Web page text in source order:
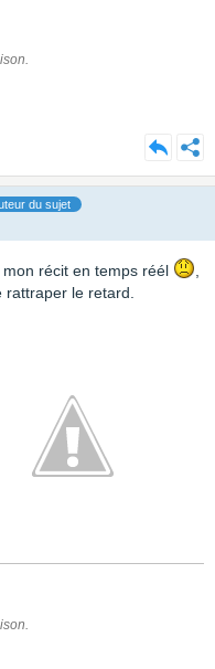
du sujet
récit en temps réél
,
rattraper le retard.